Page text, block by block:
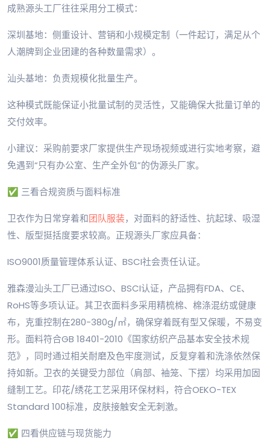
成熟源头工厂往往采用分工模式：
深圳基地：侧重设计、营销和小规模定制（一件起订，满足从个
人潮牌到企业团建的各种数量需求）。
汕头基地：负责规模化批量生产。
这种模式既能保证小批量试制的灵活性，又能确保大批量订单的
交付效率。
小建议：采购前要求厂家提供生产现场视频或进行实地考察，避
免遇到“只有办公室、生产全外包”的伪源头厂家。
✅ 三看合规资质与面料标准
卫衣作为日常穿着和团队服装，对面料的舒适性、抗起球、吸湿
性、版型挺括度要求较高。正规源头厂家应具备：
ISO9001质量管理体系认证、BSCI社会责任认证。
雅森漫汕头工厂已通过ISO、BSCI认证，产品拥有FDA、CE、
RoHS等多项认证。其卫衣面料多采用精梳棉、棉涤混纺或健康
布，克重控制在280-380g/㎡，确保穿着既有型又保暖，不易变
形。面料符合GB 18401-2010《国家纺织产品基本安全技术规
范》，同时通过相关耐磨及色牢度测试，反复穿着和洗涤依然保
持如新。卫衣的关键受力部位（肩部、袖笼、下摆）均采用加固
缝制工艺。印花/绣花工艺采用环保材料，符合OEKO-TEX
Standard 100标准，皮肤接触安全无刺激。
✅ 四看供应链与现货能力